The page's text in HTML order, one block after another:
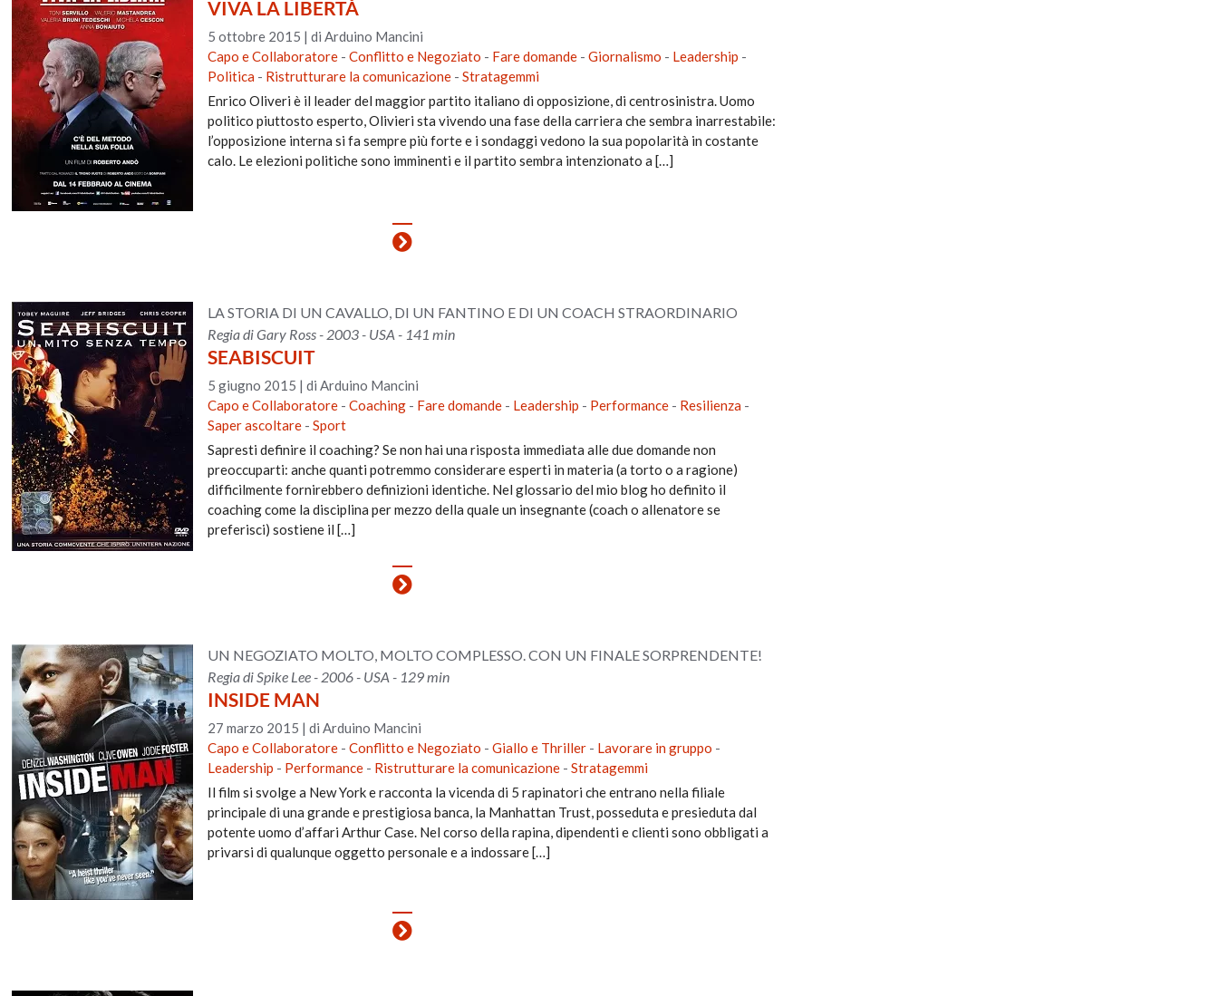
VIVA LA LIBERTÀ
5 ottobre 2015 | di Arduino Mancini
Capo e Collaboratore- Conflitto e Negoziato - Fare domande- Giornalismo - Leadership -
Politica- Ristrutturare la comunicazione- Stratagemmi
Enrico Oliveri è il leader del maggior partito italiano di opposizione, di centrosinistra. Uomo
politico piuttosto esperto, Olivieri sta vivendo una fase della carriera che sembra inarrestabile:
l’opposizione interna si fa sempre più forte e i sondaggi vedono la sua popolarità in costante
calo. Le elezioni politiche sono imminenti e il partito sembra intenzionato a […]
LA STORIA DI UN CAVALLO, DI UN FANTINO E DI UN COACH STRAORDINARIO
Regia di Gary Ross - 2003 - USA - 141 min
SEABISCUIT
5 giugno 2015 | di Arduino Mancini
Capo e Collaboratore- Coaching- Fare domande- Leadership - Performance- Resilienza-
Saper ascoltare- Sport
Sapresti definire il coaching? Se non hai una risposta immediata alle due domande non
preoccuparti: anche quanti potremmo considerare esperti in materia (a torto o a ragione)
difficilmente fornirebbero definizioni identiche. Nel glossario del mio blog ho definito il
coaching come la disciplina per mezzo della quale un insegnante (coach o allenatore se
preferisci) sostiene il […]
UN NEGOZIATO MOLTO, MOLTO COMPLESSO. CON UN FINALE SORPRENDENTE!
Regia di Spike Lee - 2006 - USA - 129 min
INSIDE MAN
27 marzo 2015 | di Arduino Mancini
Capo e Collaboratore- Conflitto e Negoziato - Giallo e Thriller- Lavorare in gruppo -
Leadership - Performance- Ristrutturare la comunicazione- Stratagemmi
Il film si svolge a New York e racconta la vicenda di 5 rapinatori che entrano nella filiale
principale di una grande e prestigiosa banca, la Manhattan Trust, posseduta e presieduta dal
potente uomo d’affari Arthur Case. Nel corso della rapina, dipendenti e clienti sono obbligati a
privarsi di qualunque oggetto personale e a indossare […]